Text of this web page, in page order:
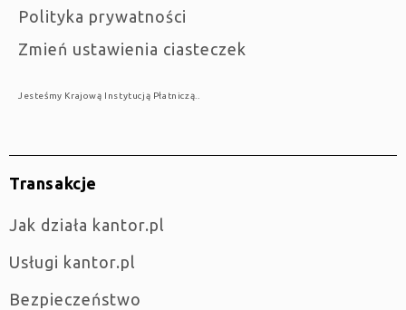
Polityka prywatności
Zmień ustawienia ciasteczek
Jesteśmy Krajową Instytucją Płatniczą..
Transakcje
jak działa kantor.pl
Usługi kantor.pl
Bezpieczeństwo